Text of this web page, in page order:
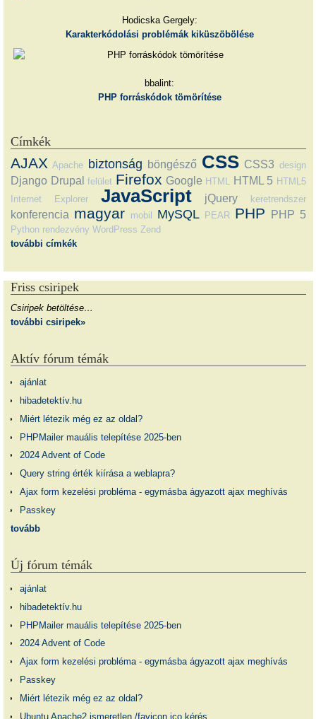
Hodicska Gergely:
Karakterkódolási problémák kiküszöbölése
bbalint:
PHP forráskódok tömörítése
Címkék
AJAX Apache biztonság böngésző CSS CSS3 design
Django Drupal felület Firefox Google HTML HTML 5 HTML5
Internet Explorer
JavaScript jQuery keretrendszer
konferencia magyar mobil MySQL PEAR PHP PHP 5
Python rendezvény WordPress Zend
további címkék
Friss csiripek
Csiripek betöltése…
további csiripek»
Aktív fórum témák
ajánlat
hibadetektív.hu
Miért létezik még ez az oldal?
PHPMailer mauális telepítése 2025-ben
2024 Advent of Code
Query string érték kiírása a weblapra?
Ajax form kezelési probléma - egymásba ágyazott ajax meghívás
Passkey
tovább
Új fórum témák
ajánlat
hibadetektív.hu
PHPMailer mauális telepítése 2025-ben
2024 Advent of Code
Ajax form kezelési probléma - egymásba ágyazott ajax meghívás
Passkey
Miért létezik még ez az oldal?
Ubuntu Apache2 ismeretlen /favicon.ico kérés